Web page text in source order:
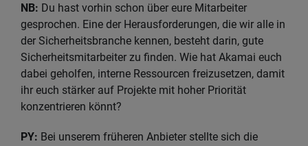
NB: Du hast vorhin schon über eure Mitarbeiter
gesprochen. Eine der Herausforderungen, die wir alle in
der Sicherheitsbranche kennen, besteht darin, gute
Sicherheitsmitarbeiter zu finden. Wie hat Akamai euch
dabei geholfen, interne Ressourcen freizusetzen, damit
ihr euch stärker auf Projekte mit hoher Priorität
konzentrieren könnt?
PY: Bei unserem früheren Anbieter stellte sich die